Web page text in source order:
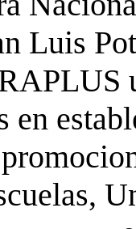
Luis
en